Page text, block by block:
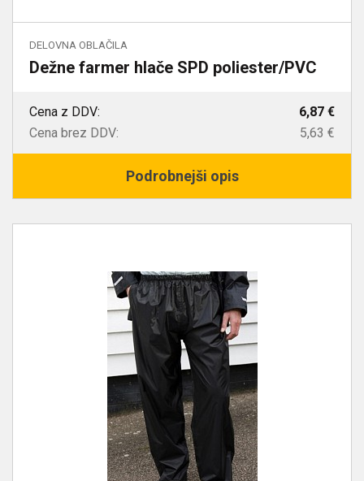
DELOVNA OBLAČILA
Dežne farmer hlače SPD poliester/PVC
Cena z DDV:
6,87 €
Cena brez DDV:
5,63 €
Podrobnejši opis